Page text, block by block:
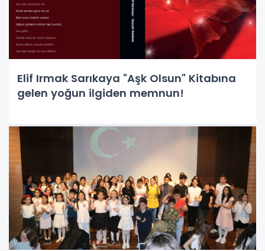
Elif Irmak Sarıkaya "Aşk Olsun" Kitabına
gelen yoğun ilgiden memnun!